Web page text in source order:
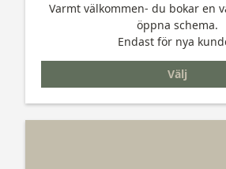
Varmt välkommen- du bokar en
öppna schema.
Endast för nya
Välj